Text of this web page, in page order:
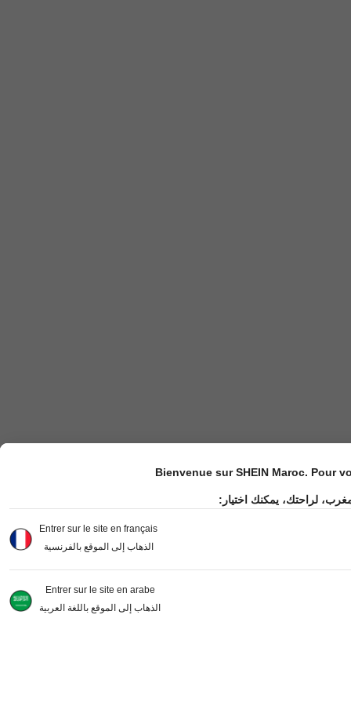
Bienvenue sur SHEIN Maroc. Pour
لراحتك، يمكنك اختيار:
Entrer sur le site en français
الذهاب إلى الموقع بالفرنسية
Entrer sur le site en arabe
الذهاب إلى الموقع باللغة العربية